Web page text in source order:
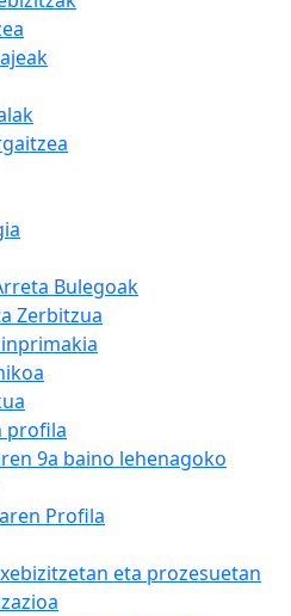
Bulegoak
Zerbitzua
profila
9a baino lehenagoko
Profila
eta prozesuetan